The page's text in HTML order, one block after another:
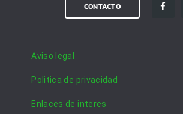
CONTACTO
Aviso legal
Politica de privacidad
Enlaces de interes